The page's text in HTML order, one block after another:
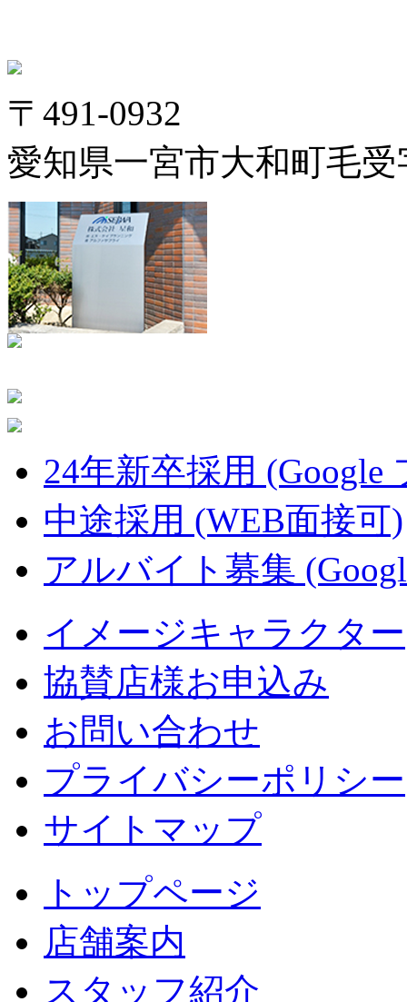
〒491-0932
愛知県一宮市大和町毛受
24年新卒採用 (Google
中途採用 (WEB面接可)
アルバイト募集
イメージキャラクター
協賛店様お申込み
お問い合わせ
プライバシーポリシー
サイトマップ
トップページ
店舗案内
スタッフ紹介